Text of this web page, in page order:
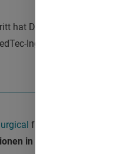
hat Dirk Barten nie bereut.
Ingenieur unter
für Deutschland,
in Ihrer Karriere?